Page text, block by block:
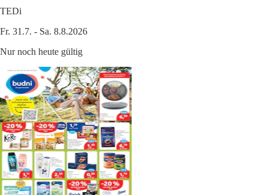
TEDi
Fr. 31.7. - Sa. 8.8.2026
Nur noch heute gültig